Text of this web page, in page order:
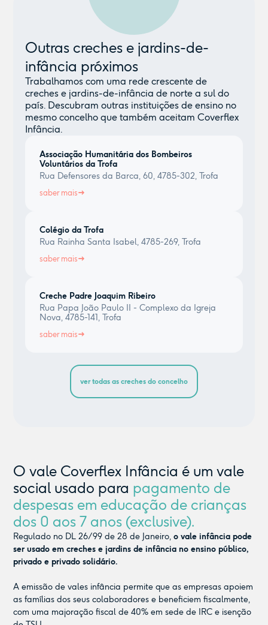
Outras creches e jardins-de-
infância próximos
Trabalhamos com uma rede crescente de
creches e jardins-de-infância de norte a sul do
país. Descubram outras instituições de ensino no
mesmo concelho que também aceitam Coverflex
Infância.
Associação Humanitária dos Bombeiros
Voluntários da Trofa
Rua Defensores da Barca, 60, 4785-302, Trofa
saber mais
Colégio da Trofa
Rua Rainha Santa Isabel, 4785-269, Trofa
saber mais
Creche Padre Joaquim Ribeiro
Rua Papa João Paulo II - Complexo da Igreja
Nova, 4785-141, Trofa
saber mais
ver todas as creches do concelho
O vale Coverflex Infância é um vale
social usado para pagamento de
despesas em educação de crianças
dos 0 aos 7 anos (exclusive).
Regulado no DL 26/99 de 28 de Janeiro,o vale infância pode
ser usado em creches e jardins de infância no ensino público,
privado e privado solidário.
A emissão de vales infância permite que as empresas apoiem
as famílias dos seus colaboradores e beneficiem fiscalmente,
com uma majoração fiscal de 40% em sede de IRC e isenção